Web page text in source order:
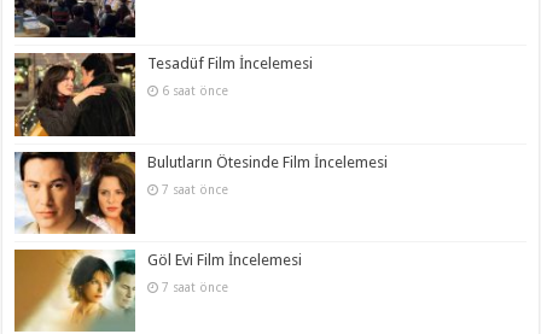
Tesadüf Film İncelemesi
6 saat önce
Bulutların Ötesinde Film İncelemesi
7 saat önce
Göl Evi Film İncelemesi
7 saat önce